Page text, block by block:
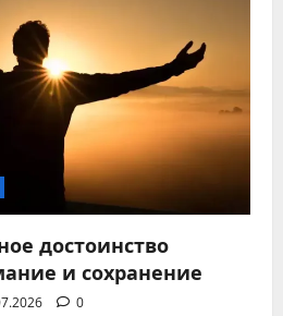
достоинство
и сохранение
0